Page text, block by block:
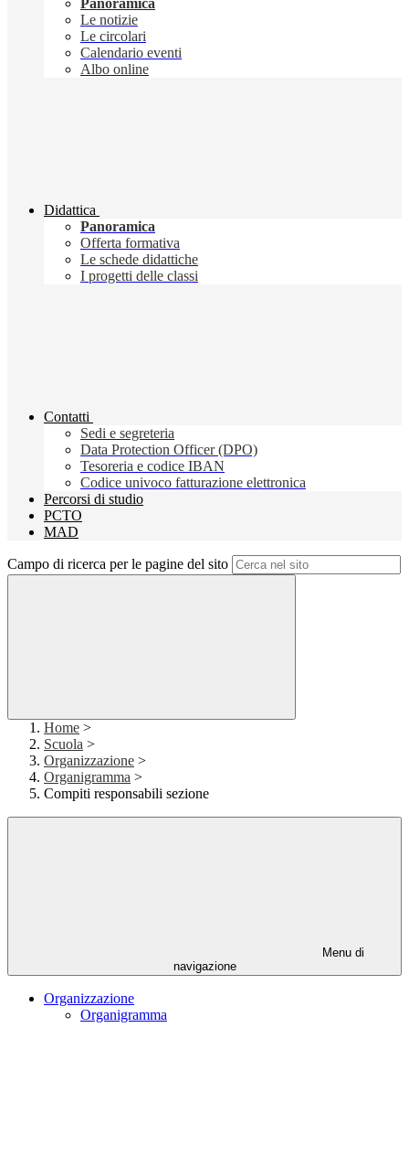
Panoramica
Le notizie
Le circolari
Calendario eventi
Albo online
Didattica
Panoramica
Offerta formativa
Le schede didattiche
I progetti delle classi
Contatti
Sedi e segreteria
Data Protection Officer (DPO)
Tesoreria e codice IBAN
Codice univoco fatturazione elettronica
Percorsi di studio
PCTO
MAD
Campo di ricerca per le pagine del sito
Home >
Scuola >
Organizzazione >
Organigramma >
Compiti responsabili sezione
Menu di
navigazione
Organizzazione
Organigramma